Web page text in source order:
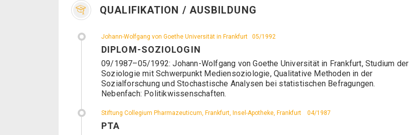
QUALIFIKATION / AUSBILDUNG
Johann-Wolfgang von Goethe Universität in Frankfurt 05/1992
DIPLOM-SOZIOLOGIN
09/1987–05/1992: Johann-Wolfgang von Goethe Universität in Frankfurt, Studium der
Soziologie mit Schwerpunkt Mediensoziologie, Qualitative Methoden in der
Sozialforschung und Stochastische Analysen bei statistischen Befragungen.
Nebenfach: Politikwissenschaften.
Stiftung Collegium Pharmazeuticum, Frankfurt, Insel-Apotheke, Frankfurt 04/1987
PTA